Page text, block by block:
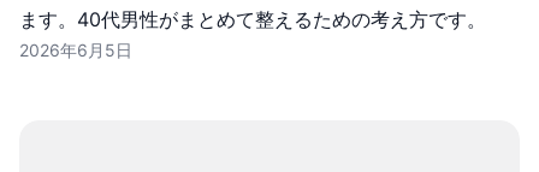
ます。40代男性がまとめて整えるための考え方です。
2026年6月5日